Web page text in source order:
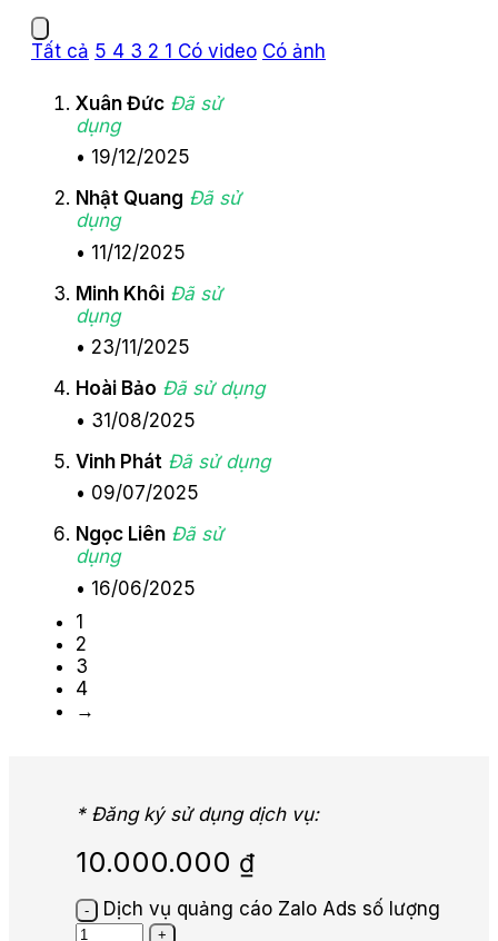
Tất cả 5 4 3 2 1 Có video Có ảnh
Xuân Đức Đã sử
dụng
• 19/12/2025
Nhật Quang Đã sử
dụng
• 11/12/2025
Minh Khôi Đã sử
dụng
• 23/11/2025
Hoài Bảo Đã sử dụng
• 31/08/2025
Vinh Phát Đã sử dụng
• 09/07/2025
Ngọc Liên Đã sử
dụng
• 16/06/2025
1
2
3
4
→
* Đăng ký sử dụng dịch vụ:
10.000.000 ₫
Dịch vụ quảng cáo Zalo Ads số lượng